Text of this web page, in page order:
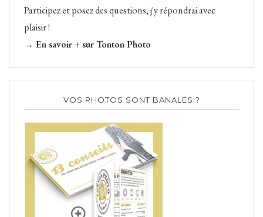
Participez et posez des questions, j'y répondrai avec
plaisir !
→ En savoir + sur Tonton Photo
VOS PHOTOS SONT BANALES ?